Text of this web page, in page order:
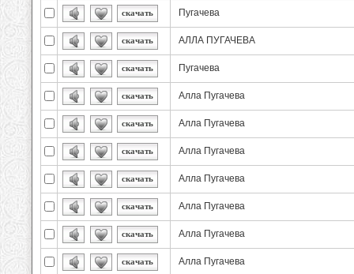
скачать Пугачева
скачать АЛЛА ПУГАЧЕВА
скачать Пугачева
скачать Алла Пугачева
скачать Алла Пугачева
скачать Алла Пугачева
скачать Алла Пугачева
скачать Алла Пугачева
скачать Алла Пугачева
скачать Алла Пугачева